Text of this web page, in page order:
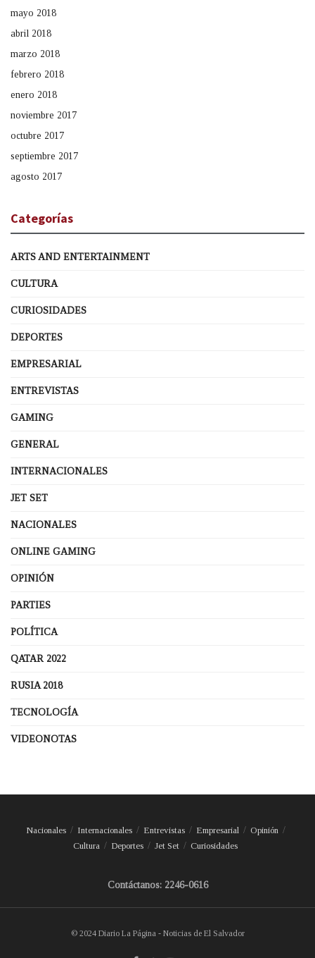
mayo 2018
abril 2018
marzo 2018
febrero 2018
enero 2018
noviembre 2017
octubre 2017
septiembre 2017
agosto 2017
Categorías
ARTS AND ENTERTAINMENT
CULTURA
CURIOSIDADES
DEPORTES
EMPRESARIAL
ENTREVISTAS
GAMING
GENERAL
INTERNACIONALES
JET SET
NACIONALES
ONLINE GAMING
OPINIÓN
PARTIES
POLÍTICA
QATAR 2022
RUSIA 2018
TECNOLOGÍA
VIDEONOTAS
Nacionales Internacionales Entrevistas Empresarial
Opinión
Cultura
Deportes Jet Set Curiosidades
Contáctanos: 2246-0616
© 2024 Diario La Página - Noticias de El Salvador